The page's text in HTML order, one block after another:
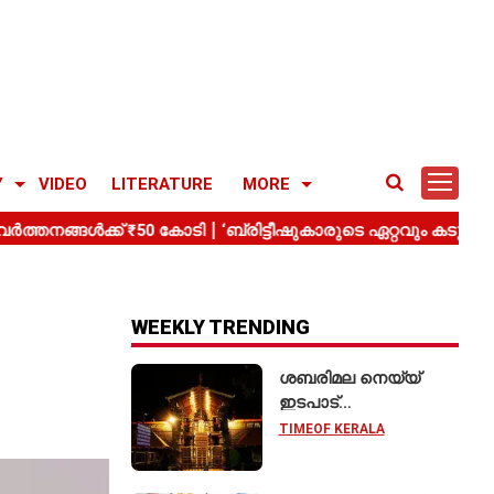
VIDEO LITERATURE MORE
WEEKLY TRENDING
ശബരിമല നെയ്യ്
ഇടപാട്
അന്വേഷണത്തിൽ;
TIMEOF KERALA